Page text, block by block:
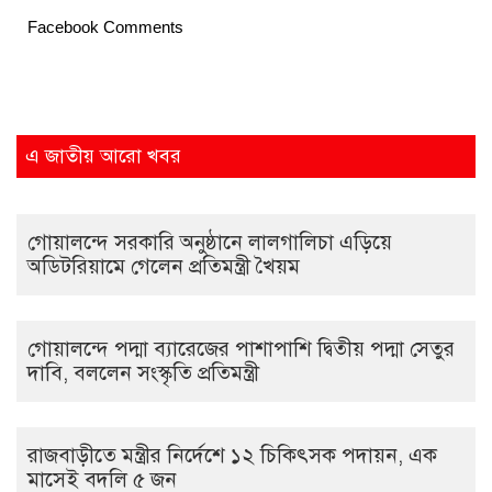
Facebook Comments
এ জাতীয় আরো খবর
গোয়ালন্দে সরকারি অনুষ্ঠানে লালগালিচা এড়িয়ে
অডিটরিয়ামে গেলেন প্রতিমন্ত্রী খৈয়ম
গোয়ালন্দে পদ্মা ব্যারেজের পাশাপাশি দ্বিতীয় পদ্মা সেতুর
দাবি, বললেন সংস্কৃতি প্রতিমন্ত্রী
রাজবাড়ীতে মন্ত্রীর নির্দেশে ১২ চিকিৎসক পদায়ন, এক
মাসেই বদলি ৫ জন